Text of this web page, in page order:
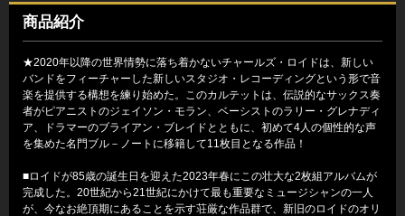
商品紹介
★2020年以降の世界情勢に落ち着かないチャールズ・ロイドは、新しい
バンドをフィーチャーした新しいスタジオ・レコーディングという形で音
楽を提供する構想を練り始めた。このカルテットは、伝説的なサックス奏
者がピアニストのジェイソン・モラン、ベーシストのラリー・グレナディ
ア、ドラマーのブライアン・ブレイドとともに、初めて4人の個性的な声
を集めた名門ブル－ノートに移籍して11枚目となる作品！
■ロイドが85歳の誕生日を迎えた2023年春にこの壮大な2枚組アルバムが
完成した。20世紀から21世紀にかけて最も重要なミュージシャンの一人
が、今なお絶頂期にあることを示す荘厳な作品群で、新旧のロイドのオリ